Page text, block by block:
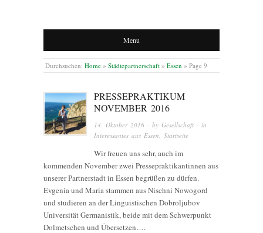
Menu
Durchsuchen: Home » Städtepartnerschaft » Essen » Page 9
PRESSEPRAKTIKUM
NOVEMBER 2016
14. Oktober 2016 · byGesellschaft · in
Interessantes aus Essen ,Startseite
Wir freuen uns sehr, auch im
kommenden November zwei Pressepraktikantinnen aus
unserer Partnerstadt in Essen begrüßen zu dürfen.
Evgenia und Maria stammen aus Nischni Nowogord
und studieren an der Linguistischen Dobroljubov
Universität Germanistik, beide mit dem Schwerpunkt
Dolmetschen und Übersetzen….